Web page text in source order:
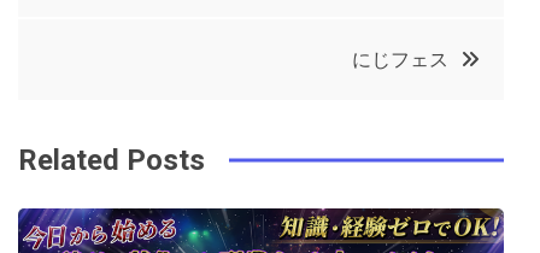
k
t
ビ
ゲ
にじフェス
Related Posts